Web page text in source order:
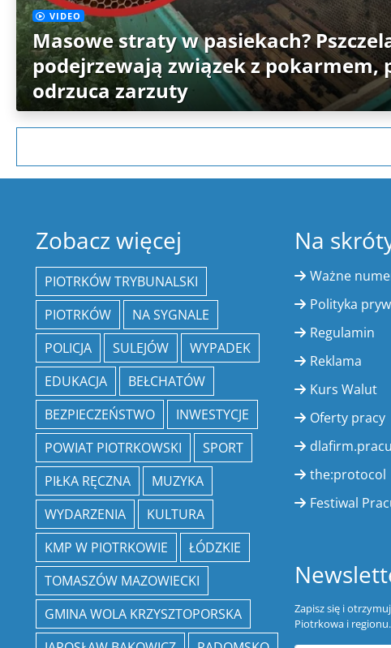
VIDEO
Masowe straty w pasiekach?
podejrzewają związek z pokarmem,
odrzuca zarzuty
Zobacz więcej
PIOTRKÓW TRYBUNALSKI
PIOTRKÓW
NA SYGNALE
POLICJA
SULEJÓW
WYPADEK
EDUKACJA
BEŁCHATÓW
BEZPIECZEŃSTWO
INWESTYCJE
POWIAT PIOTRKOWSKI
SPORT
PIŁKA RĘCZNA
MUZYKA
WYDARZENIA
KULTURA
KMP W PIOTRKOWIE
ŁÓDZKIE
TOMASZÓW MAZOWIECKI
GMINA WOLA KRZYSZTOPORSKA
Na
Ważne
Polityka
Regulamin
Reklama
Kurs Walut
Oferty pracy
the:protocol
Festiwal
Zapisz się i
Piotrkowa i regionu.